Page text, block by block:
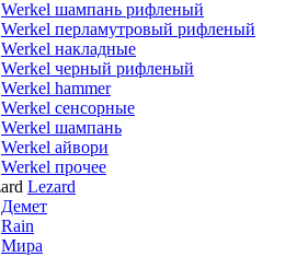
Werkel шампань рифленый
Werkel перламутровый рифленый
Werkel накладные
Werkel черный рифленый
Werkel hammer
Werkel сенсорные
Werkel шампань
Werkel айвори
Werkel прочее
Lezard
Демет
Rain
Мира